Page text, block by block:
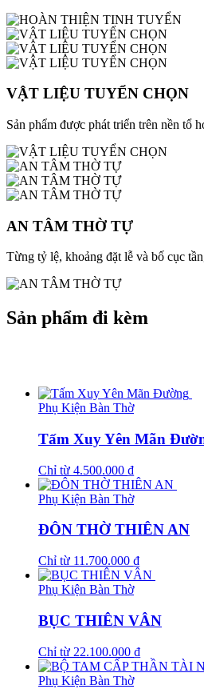
VẬT LIỆU TUYỂN CHỌN
Sản phẩm được phát triển trên nền tổ
AN TÂM THỜ TỰ
Từng tỷ lệ, khoảng đặt lễ và bố cục
Sản phẩm đi kèm
Phụ Kiện Bàn Thờ
Tấm Xuy Yên Mãn
Chỉ từ 4.500.000 ₫
Phụ Kiện Bàn Thờ
ĐÔN THỜ THIÊN AN
Chỉ từ 11.700.000 ₫
Phụ Kiện Bàn Thờ
BỤC THIÊN VÂN
Chỉ từ 22.100.000 ₫
Phụ Kiện Bàn Thờ